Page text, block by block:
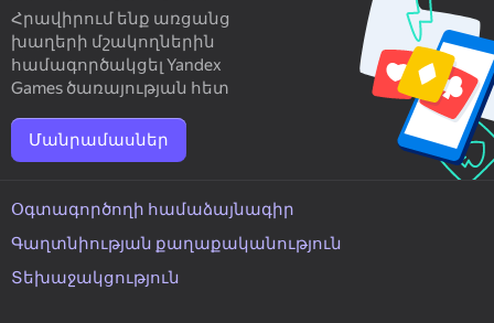
Հրավիրում ենք առցանց
խաղերի մշակողներին
համագործակցել Yandex
Games ծառայության հետ
Մանրամասներ
Օգտագործողի համաձայնագիր
Գաղտնիության քաղաքականություն
Տեխաջակցություն